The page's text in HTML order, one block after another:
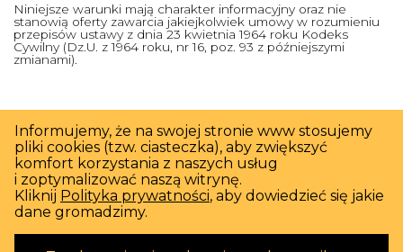
Niniejsze warunki mają charakter informacyjny oraz nie
stanowią oferty zawarcia jakiejkolwiek umowy w rozumieniu
przepisów ustawy z dnia 23 kwietnia 1964 roku Kodeks
Cywilny (Dz.U. z 1964 roku, nr 16, poz. 93 z późniejszymi
zmianami).
Brookfield Partners sp. z o. o.
ul. Bagatela 11/6
00-585 Warszawa
Informujemy, że na swojej stronie www stosujemy
pliki cookies (tzw. ciasteczka), aby zwiększyć
komfort korzystania z naszych usług
i zoptymalizować naszą witrynę.
Kliknij Polityka prywatności, aby dowiedzieć się jakie
dane gromadzimy.